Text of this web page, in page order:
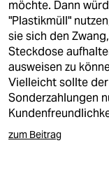
möchte. Dann
"Plastikmüll"
sie sich den
Steckdose
ausweisen zu
Vielleicht sollte
Sonderzahlungen
zum Beitrag